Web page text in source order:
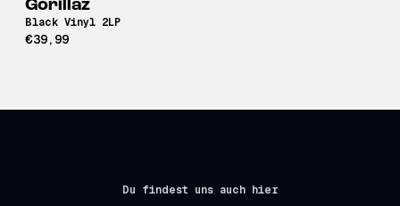
Gorillaz
Black Vinyl 2LP
€39,99
Du findest uns auch hier